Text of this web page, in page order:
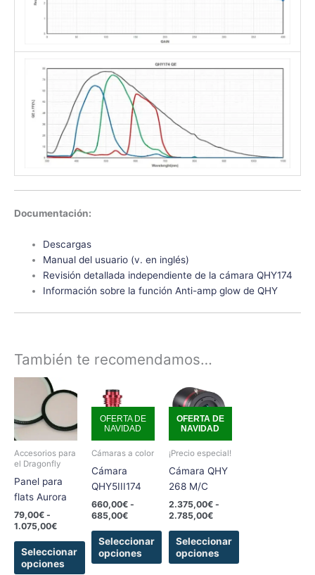
Documentación:
Descargas
Manual del usuario (v. en inglés)
Revisión detallada independiente de la cámara QHY174
Información sobre la función Anti-amp glow de QHY
También te recomendamos…
Accesorios para
el Dragonfly
Panel para
flats Aurora
79,00€ -
1.075,00€
de
79,00€
hasta
1.075,00€
Seleccionar
opciones
producto
múltiples
Las
opciones
se
elegir
en
página
OFERTA DE
NAVIDAD
Cámaras a color
Cámara
QHY5III174
660,00€ -
685,00€
precios:
desde
660,00€
hasta
685,00€
Seleccionar
opciones
producto
tiene
múltiples
opciones
se
pueden
elegir
en
OFERTA DE
NAVIDAD
¡Precio especial!
Cámara QHY
268 M/C
2.375,00€ -
2.785,00€
de
precios:
desde
2.375,00€
hasta
2.785,00€
Seleccionar
opciones
Este
producto
tiene
múltiples
opciones
se
pueden
en